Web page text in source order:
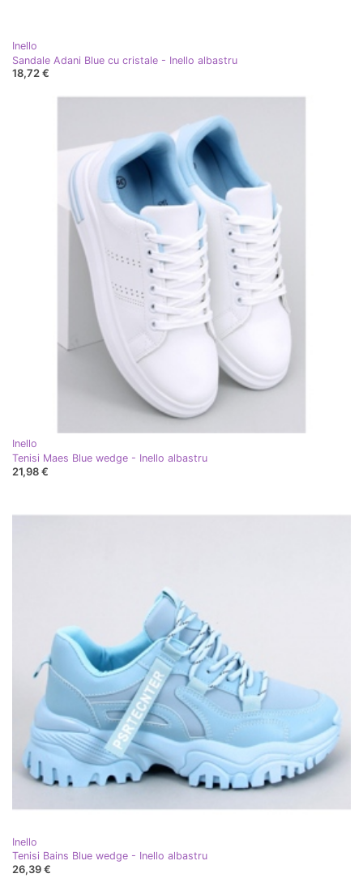
Inello
Sandale Adani Blue cu cristale - Inello albastru
18,72 €
Inello
Tenisi Maes Blue wedge - Inello albastru
21,98 €
Inello
Tenisi Bains Blue wedge - Inello albastru
26,39 €